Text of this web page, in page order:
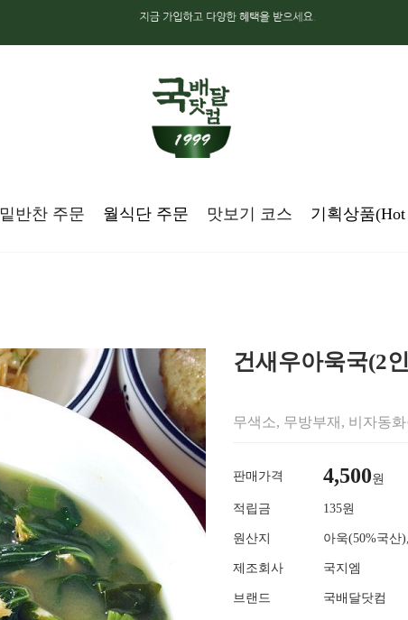
밑반찬 주문 월식단 주문 맛보기 코스 기획상품(Hot
건새우아욱국(2
무색소, 무방부재, 비자동
판매가격 4,500원
적립금 135원
원산지 아욱(50%국산
제조회사 국지엠
브랜드 국배달닷컴